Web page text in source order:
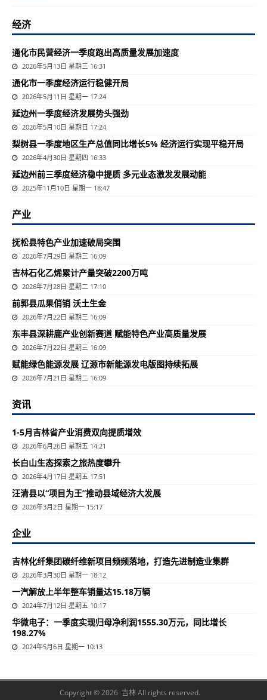
经济
通化市民营经济一季度跑出高质量发展加速度
2026年5月13日 星期三 16:31
通化市一季度经济运行稳健开局
2026年5月11日 星期一 17:24
延边州一季度经济发展势头强劲
2026年5月10日 星期日 17:24
梨树县一季度地区生产总值同比增长5% 经济运行实现平稳开局
2026年4月30日 星期四 16:33
延边州前三季度经济稳中提质 多元业态激发发展动能
2025年11月10日 星期一 18:47
产业
抚松县特色产业加速破局突围
2026年7月29日 星期三 16:09
吉林石化乙烯累计产量突破2200万吨
2026年7月28日 星期二 17:10
前郭县瓜果俏销 沃土生金
2026年7月22日 星期三 16:09
东丰县深耕鹿产业创新赛道 赋能特色产业高质量发展
2026年7月22日 星期三 16:09
赋能绿色能源发展 辽源市新能源发电版图持续拓展
2026年7月21日 星期二 16:09
资讯
1-5月吉林省产业消费双向提质增效
2026年6月26日 星期五 14:21
长白山生态探索之旅热度攀升
2026年4月17日 星期五 17:51
汪清县以“项目为王”推动县域经济大发展
2026年3月2日 星期一 15:17
企业
吉林化纤集团碳纤维新项目频频落地，打造先进制造业集群
2026年3月30日 星期一 18:12
一汽解放上半年整车销量达15.18万辆
2024年7月12日 星期五 10:17
华微电子：一季度实现归母净利润1555.30万元，同比增长
198.27%
2024年5月6日 星期一 10:13
Copyright © 2026 吉林 All rights reserved.